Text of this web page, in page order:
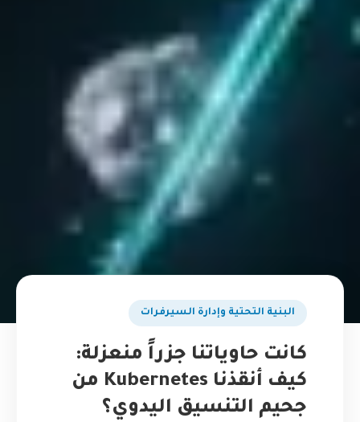
البنية التحتية وإدارة السيرفرات
كانت حاوياتنا جزراً منعزلة:
كيف أنقذنا Kubernetes من
جحيم التنسيق اليدوي؟